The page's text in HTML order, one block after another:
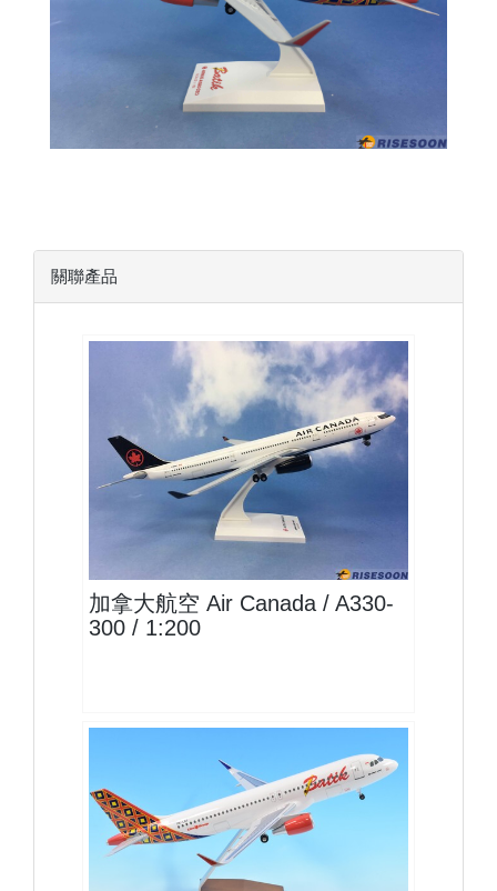
關聯產品
ACA20A333P03
加拿大航空 Air Canada / A330-
300 / 1:200
LNI10A320P01